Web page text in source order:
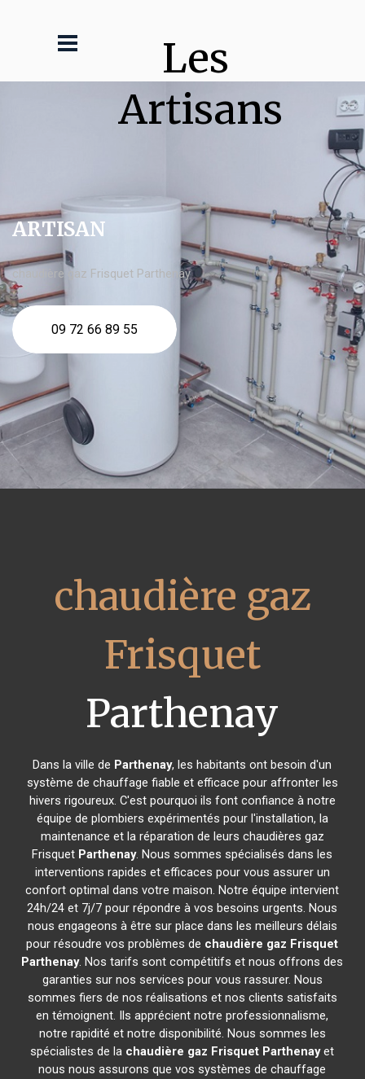
Les
Artisans
ARTISAN
chaudière gaz Frisquet Parthenay
09 72 66 89 55
chaudière gaz
Frisquet
Parthenay
Dans la ville de Parthenay, les habitants ont besoin d'un
système de chauffage fiable et efficace pour affronter les
hivers rigoureux. C'est pourquoi ils font confiance à notre
équipe de plombiers expérimentés pour l'installation, la
maintenance et la réparation de leurs chaudières gaz
Frisquet Parthenay. Nous sommes spécialisés dans les
interventions rapides et efficaces pour vous assurer un
confort optimal dans votre maison. Notre équipe intervient
24h/24 et 7j/7 pour répondre à vos besoins urgents. Nous
nous engageons à être sur place dans les meilleurs délais
pour résoudre vos problèmes de chaudière gaz Frisquet
Parthenay. Nos tarifs sont compétitifs et nous offrons des
garanties sur nos services pour vous rassurer. Nous
sommes fiers de nos réalisations et nos clients satisfaits
en témoignent. Ils apprécient notre professionnalisme,
notre rapidité et notre disponibilité. Nous sommes les
spécialistes de la chaudière gaz Frisquet Parthenayet
nous nous assurons que vos systèmes de chauffage